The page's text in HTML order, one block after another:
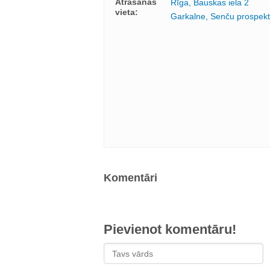
vieta:
Rīga, Bauskas iela 2
Garkalne, Senču
Komentāri
Pievienot komentāru!